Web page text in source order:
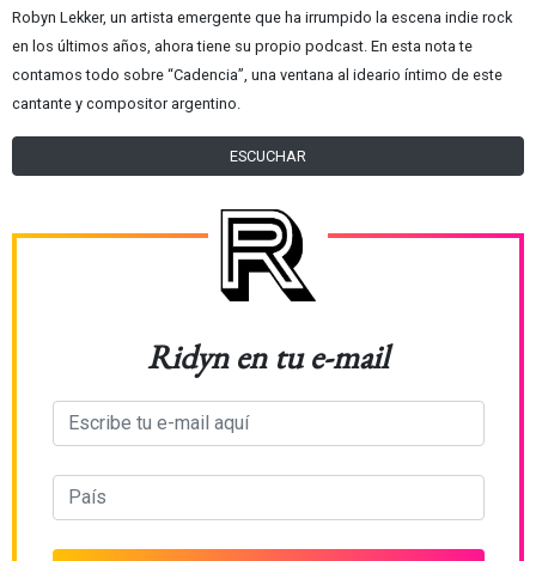
Robyn Lekker, un artista emergente que ha irrumpido la escena indie rock
en los últimos años, ahora tiene su propio podcast. En esta nota te
contamos todo sobre “Cadencia”, una ventana al ideario íntimo de este
cantante y compositor argentino.
ESCUCHAR
Ridyn en tu e-mail